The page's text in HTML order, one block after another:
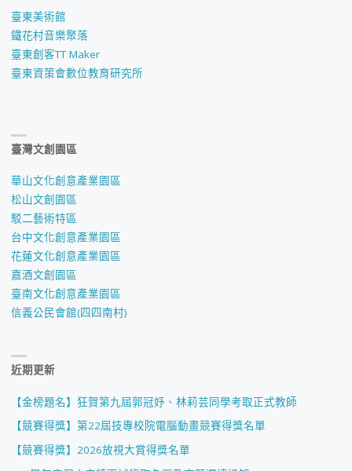
臺東美術館
鐵花村音樂聚落
臺東創客TT Maker
臺東資策會數位教育研究所
臺灣文創園區
華山文化創意產業園區
松山文創園區
駁二藝術特區
台中文化創意產業園區
花蓮文化創意產業園區
嘉酒文創園區
臺南文化創意產業園區
信義公民會館(四四南村)
近期更新
【金榜題名】狂賀第九屆郭冠妤、林莉芸同學考取正式教師
【競賽得獎】第22屆技專校院電腦動畫競賽得獎名單
【競賽得獎】2026放視大賞得獎名單